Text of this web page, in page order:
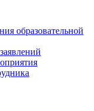
образовательной